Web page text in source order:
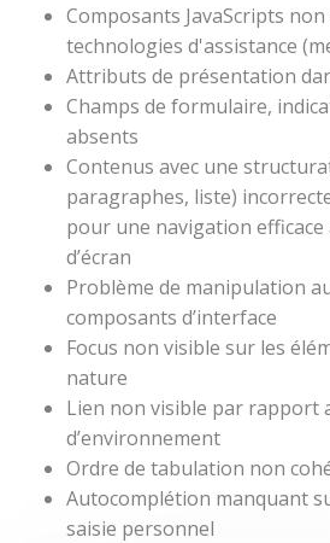
Composants JavaScripts
technologies d'assistance
Attributs de présentation
Champs de formulaire,
absents
Contenus avec une
paragraphes, liste)
pour une navigation efficace
d’écran
Problème de manipulation
composants d’interface
Focus non visible sur les
nature
Lien non visible par rapport
d’environnement
Ordre de tabulation non
Autocomplétion manquant
saisie personnel